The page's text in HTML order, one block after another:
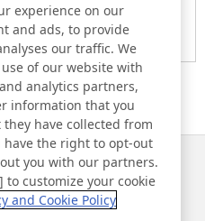
at other medias.
Contacto
experience on our
and ads, to provide
our traffic. We
of our website with
analytics partners,
information that you
have collected from
have the right to opt-out
you with our partners.
to customize your cookie
and Cookie Policy